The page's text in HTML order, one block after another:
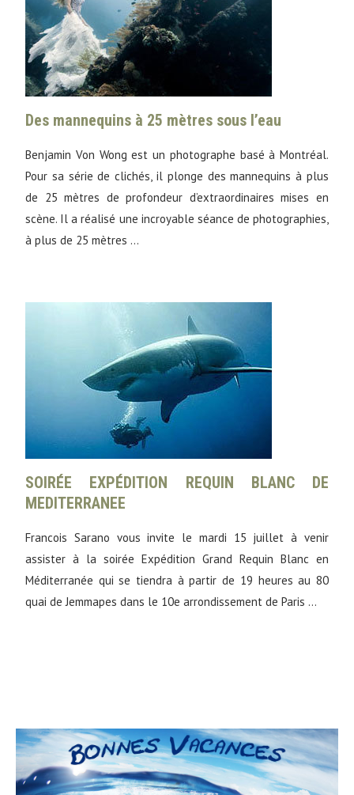
Des mannequins à 25 mètres sous l’eau
Benjamin Von Wong est un photographe basé à Montréal.
Pour sa série de clichés, il plonge des mannequins à plus
de 25 mètres de profondeur d’extraordinaires mises en
scène. Il a réalisé une incroyable séance de photographies,
à plus de 25 mètres …
SOIRÉE EXPÉDITION REQUIN BLANC DE
MEDITERRANEE
Francois Sarano vous invite le mardi 15 juillet à venir
assister à la soirée Expédition Grand Requin Blanc en
Méditerranée qui se tiendra à partir de 19 heures au 80
quai de Jemmapes dans le 10e arrondissement de Paris …